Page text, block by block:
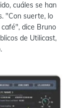
cuáles se han
"Con suerte, lo
dice Bruno
de Utilicast,